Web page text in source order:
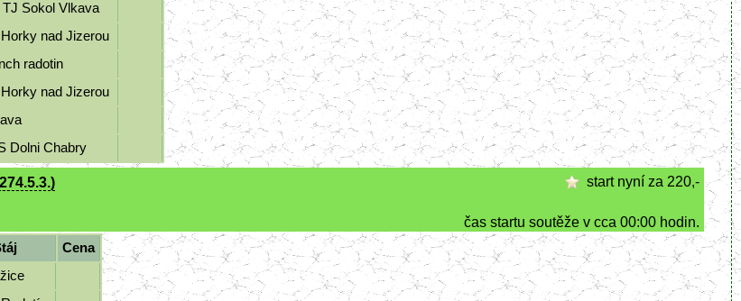
Sokol Vlkava
nad Jizerou
radotin
nad Jizerou
Dolni Chabry
start nyní za 220,-
čas startu soutěže v cca 00:00 hodin.
Cena